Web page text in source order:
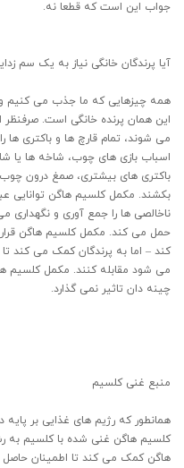
جواب این است که قطعا نه.
آیا پرندگان خانگی نیاز به یک سم
همه چیزهایی که ما جذب می کنیم
این همان پرنده خانگی است. صرفنظر
می شوند، تمام قارچ ها و باکتری ها
اسباب بازی های چوب، شاخه ها یا
باکتری های بیشتری، صمغ درون چوب
بکشند. مکمل کلسیم هاگن توانایی
ناخالصی ها را جمع آوری و نگهداری
حمل می کند. مکمل کلسیم هاگن
کند – اما به پرندگان کمک می کند تا
می شود مقابله کنند. مکمل
چینه دان تاثیر نمی گذارد.
منبع غنی کلسیم
همانطور که رژیم های غذایی بر
کلسیم هاگن غنی شده با کلسیم
هاگن کمک می کند تا اطمینان